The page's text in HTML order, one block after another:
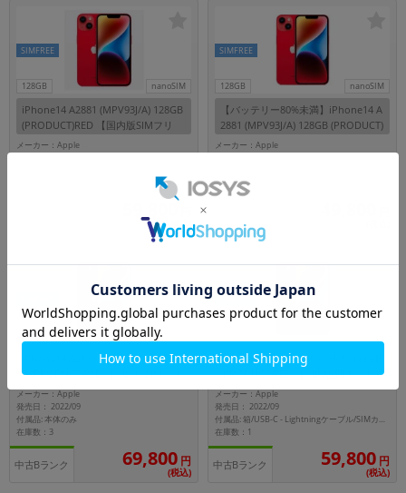
128GB nanoSIM
SIMFREE
iPhone14 A2881 (MPV93J/A) 128GB
(PRODUCT)RED 【国内版SIMフリ
ー】
メーカー：Apple
(税込)
128GB nanoSIM
SIMFREE
【バッテリー80%未満】iPhone14 A
2881 (MPV93J/A) 128GB (PRODUCT)
RED 【国内版SIMフリー】
メーカー：Apple
在庫数：1
256GB nanoSIM
iPhone14 A2881 (MPWG3J/A) 256G
B (PRODUCT)RED 【国内版SIMフリ
ー】
メーカー：Apple
発売日： 2022/09
付属品: 本体のみ
在庫数：3
中古Bランク 69,800 円
(税込)
iPhone14 A2881 (MPV93J/A) 128GB
(PRODUCT)RED 【国内版SIMフリ
ー】
メーカー：Apple
発売日： 2022/09
付属品: 箱/USB-C - Lightningケーブル/SIMカードツール/マニュアル
在庫数：1
中古Bランク 59,800 円
(税込)